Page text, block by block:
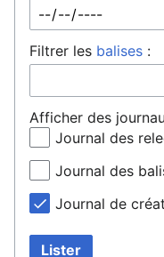
Filtrer les balises :
Afficher des
Journal des
Journal des
Journal de
Lister